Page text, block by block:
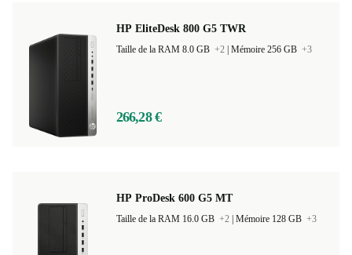
HP EliteDesk 800 G5 TWR
Taille de la RAM 8.0 GB +2 Mémoire 256 GB +3
266,28 €
HP ProDesk 600 G5 MT
Taille de la RAM 16.0 GB +2 Mémoire 128 GB +3